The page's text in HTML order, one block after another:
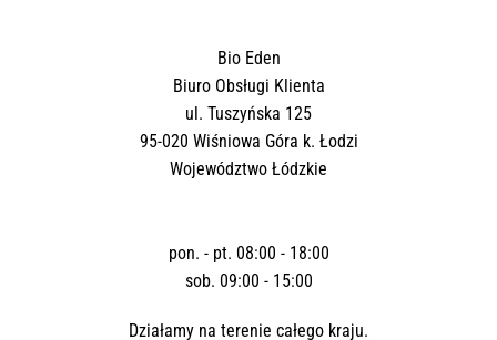
Bio Eden
Biuro Obsługi Klienta
ul. Tuszyńska 125
95-020 Wiśniowa Góra k. Łodzi
Województwo Łódzkie
pon. - pt. 08:00 - 18:00
sob. 09:00 - 15:00
Działamy na terenie całego kraju.